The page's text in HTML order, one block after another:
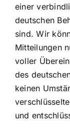
einer
deutschen
sind. Wir
Mitteilungen
voller
des
keinen
und